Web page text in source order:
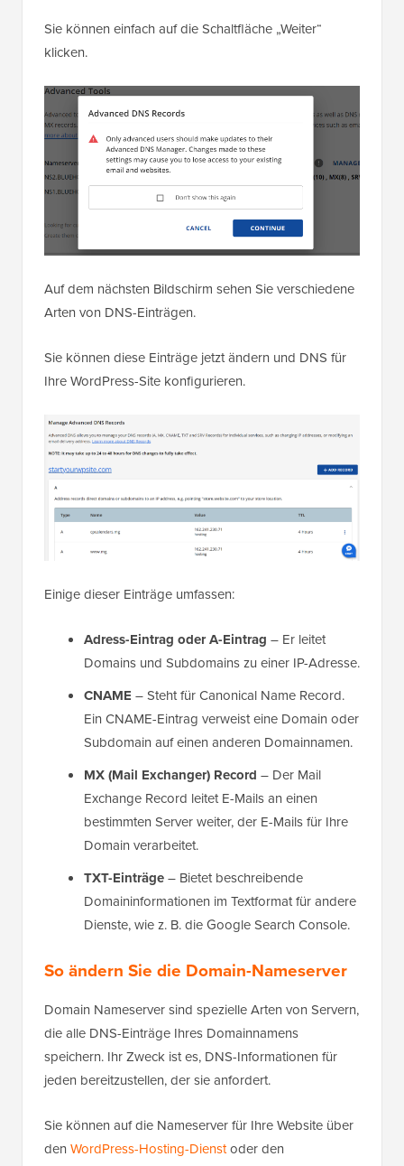
Sie können einfach auf die Schaltfläche „Weiter“
klicken.
Auf dem nächsten Bildschirm sehen Sie verschiedene
Arten von DNS-Einträgen.
Sie können diese Einträge jetzt ändern und DNS für
Ihre WordPress-Site konfigurieren.
Einige dieser Einträge umfassen:
Adress-Eintrag oder A-Eintrag – Er leitet
Domains und Subdomains zu einer IP-Adresse.
CNAME – Steht für Canonical Name Record.
Ein CNAME-Eintrag verweist eine Domain oder
Subdomain auf einen anderen Domainnamen.
MX (Mail Exchanger) Record – Der Mail
Exchange Record leitet E-Mails an einen
bestimmten Server weiter, der E-Mails für Ihre
Domain verarbeitet.
TXT-Einträge– Bietet beschreibende
Domaininformationen im Textformat für andere
Dienste, wie z. B. die Google Search Console.
So ändern Sie die Domain-Nameserver
Domain Nameserver sind spezielle Arten von Servern,
die alle DNS-Einträge Ihres Domainnamens
speichern. Ihr Zweck ist es, DNS-Informationen für
jeden bereitzustellen, der sie anfordert.
Sie können auf die Nameserver für Ihre Website über
den WordPress-Hosting-Dienstoder den